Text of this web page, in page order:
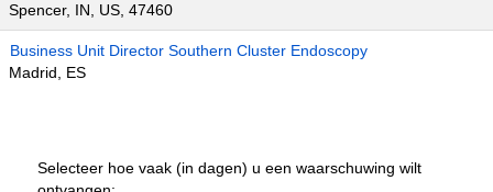
Spencer, IN, US, 47460
Business Unit Director Southern Cluster Endoscopy
Madrid, ES
Selecteer hoe vaak (in dagen) u een waarschuwing wilt